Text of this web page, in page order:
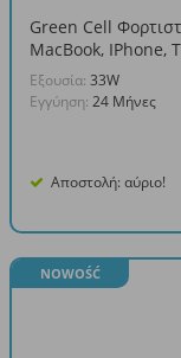
Green Cell
MacBook, IPhone,
Delivery
Eξουσία: 33W
Εγγύηση: 24 Μήνες
Αποστολή: αύριο!
NOWOŚĆ